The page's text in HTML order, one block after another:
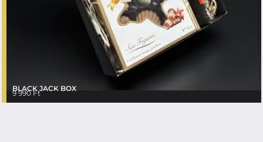
BLACK JACK BOX
9 990Ft